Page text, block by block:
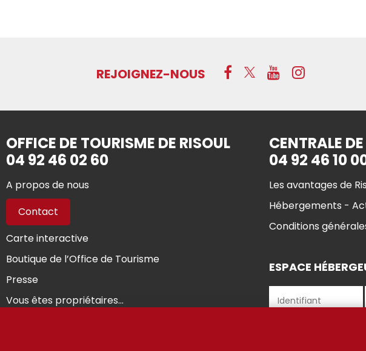
REJOIGNEZ-NOUS
OFFICE DE TOURISME DE RISOUL
04 92 46 02 60
A propos de nous
Contact
Carte interactive
Boutique de l’Office de Tourisme
Presse
Vous êtes propriétaires...
CENTRALE
04 92 46 10
Les avantages de
Hébergements -
Conditions
ESPACE